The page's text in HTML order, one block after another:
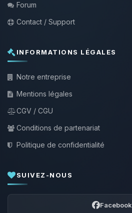
Forum
Contact / Support
INFORMATIONS LÉGALES
Notre entreprise
Mentions légales
CGV / CGU
Conditions de partenariat
Politique de confidentialité
SUIVEZ-NOUS
Facebook